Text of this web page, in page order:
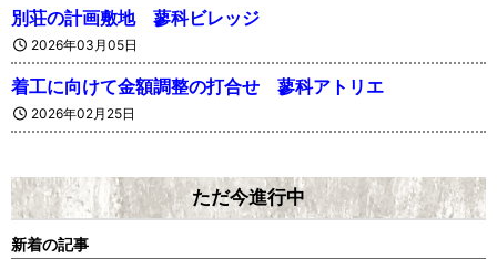
別荘の計画敷地 蓼科ビレッジ
2026年03月05日
着工に向けて金額調整の打合せ 蓼科アトリエ
2026年02月25日
ただ今進行中
新着の記事